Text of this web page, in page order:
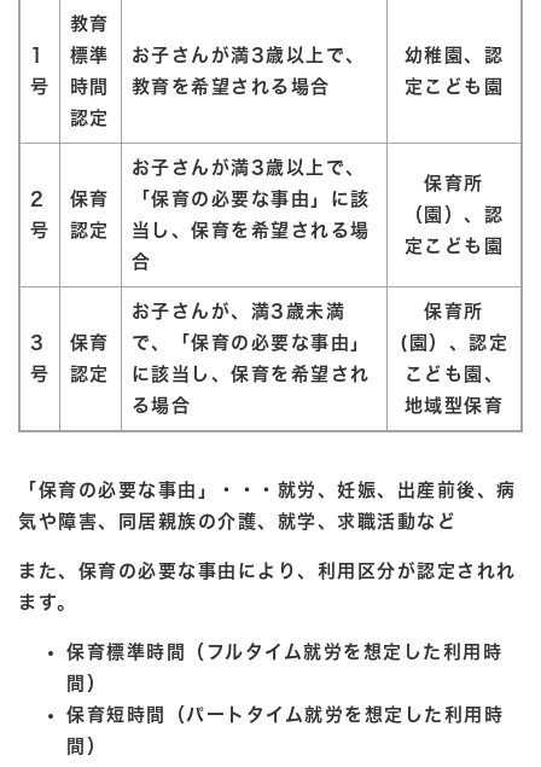
1
号
教育
標準
時間
認定
お子さんが満3歳以上 で、
教育を希望される場合
幼稚園、認
定こども園
2
号
保育
認定
お子さんが満3歳以上 で、
「保育の必要な事由」に該
当し、保育を希望される場
合
保育所
（園）、認
定こども園
3
号
保育
認定
お子さんが、 満3歳未満
で、「保育の必要な事由」
に該当し、保育を希望され
る場合
保育所
(園）、認定
こども園、
地域型保育
「保育の必要な事由」・・・就労、妊娠、出産前後、病
気や障害、同居親族の介護、就学、求職活動など
また、保育の必要な事由により、利用区分が認定されれ
ます。
保育標準時間（フルタイム就労を想定した利用時
間）
保育短時間（パートタイム就労を想定した利用時
間）